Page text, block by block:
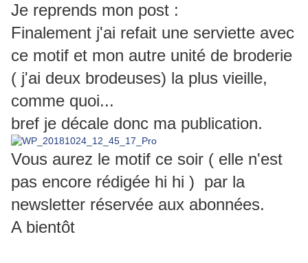
Je reprends mon post :
Finalement j'ai refait une serviette avec
ce motif et mon autre unité de broderie
( j'ai deux brodeuses) la plus vieille,
comme quoi...
bref je décale donc ma publication.
Vous aurez le motif ce soir ( elle n'est
pas encore rédigée hi hi ) par la
newsletter réservée aux abonnées.
A bientôt